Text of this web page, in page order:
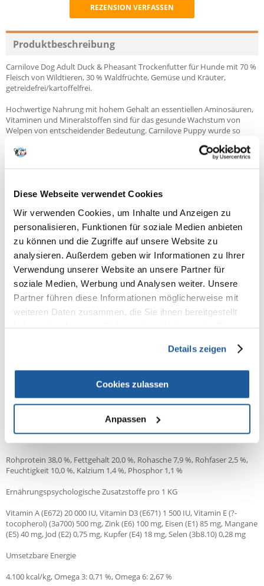
Diese Webseite verwendet Cookies
Wir verwenden Cookies, um Inhalte und Anzeigen zu
personalisieren, Funktionen für soziale Medien anbieten
zu können und die Zugriffe auf unsere Website zu
analysieren. Außerdem geben wir Informationen zu Ihrer
Verwendung unserer Website an unsere Partner für
soziale Medien, Werbung und Analysen weiter. Unsere
Partner führen diese Informationen möglicherweise mit
weiteren Daten zusammen, die Sie ihnen bereitgestellt
Details zeigen
Cookies zulassen
Anpassen
Recommend
REZENSION VERFASSEN
Produktbeschreibung
Carnilove Dog Adult Duck & Pheasant Trockenfutter für Hunde mit 70 %
Fleisch von Wildtieren, 30 % Waldfrüchte, Gemüse und Kräuter,
getreidefrei/kartoffelfrei.
Hochwertige Nahrung mit hohem Gehalt an essentiellen Aminosäuren,
Vitaminen und Mineralstoffen sind für das gesunde Wachstum von
Welpen von entscheidender Bedeutung. Carnilove Puppy wurde so
von Hunden und ihrem genetischen Vorfahren, dem Wolf, möglichst
nahe kommt. Seine Ernährung bestand vorwiegend aus Muskelgewebe,
wesentlich für die gesunde Entwicklung der Knochen, Gelenke und
gesunden Zustand von Haut und Fell und die optimale Entwicklung des
Nervensystems notwendig sind.
Inhaltsstoffe:
Zusammensetzung
Lachsmehl (25 %), Truthahnmehl (20 %), Gelbe Erbsen (19 %),
Hühnerleber (3 %), Äpfel (2 %), Lachsöl (2 %), Karotten (1 %), Leinsamen
(1 %), Kichererbsen (1 %), hydrolysierte Krustentierschalen (eine
0,019%), Bierhefe (eine Quelle für Mannan-Oligosaccharide), 0,018%),
Chicorée (eine Quelle für Fructo-Oligosaccharide, 0,012 %), Yucca
schidigera (0,011 %), Algen (0,01 %), Flohsamen (0,01 %), Thymian (0,01
%), Rosmarin (0,01 %), Oregano (0,01 %), Cranberrys (0,0008 %),
Blaubeeren (0,0008 %), Himbeeren (0,0008 %).
Rohprotein 38,0 %, Fettgehalt 20,0 %, Rohasche 7,9 %, Rohfaser 2,5 %,
Feuchtigkeit 10,0 %, Kalzium 1,4 %, Phosphor 1,1 %
Ernährungspsychologische Zusatzstoffe pro 1 KG
Vitamin A (E672) 20 000 IU, Vitamin D3 (E671) 1 500 IU, Vitamin E (?-
tocopherol) (3a700) 500 mg, Zink (E6) 100 mg, Eisen (E1) 85 mg, Mangane
(E5) 40 mg, Jod (E2) 0,75 mg, Kupfer (E4) 18 mg, Selen (3b8.10) 0,28 mg
Umsetzbare Energie
4.100 kcal/kg, Omega 3: 0,71 %, Omega 6: 2,67 %